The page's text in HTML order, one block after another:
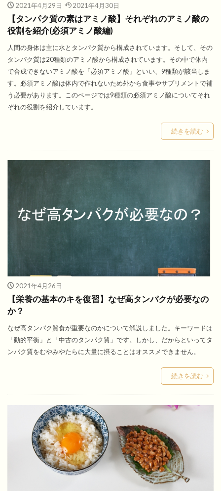
2021年4月29日 2021年4月30日
【タンパク質の素はアミノ酸】それぞれのアミノ酸の
役割を紹介(必須アミノ酸編)
人間の身体は主に水とタンパク質から構成されています。そして、その
タンパク質は20種類のアミノ酸から構成されています。その中で体内
で合成できないアミノ酸を「必須アミノ酸」といい、9種類が該当しま
す。必須アミノ酸は体内で作れないため外から食事やサプリメントで補
う必要があります。このページでは9種類の必須アミノ酸についてそれ
ぞれの役割を紹介しています。
続きを読む
2021年4月26日
【栄養の基本のキを復習】なぜ高タンパクが必要なの
か？
なぜ高タンパク質食が重要なのかについて解説しました。キーワードは
「動的平衡」と「中古のタンパク質」です。しかし、だからといってタ
ンパク質をむやみやたらに大量に摂ることはオススメできません。
続きを読む